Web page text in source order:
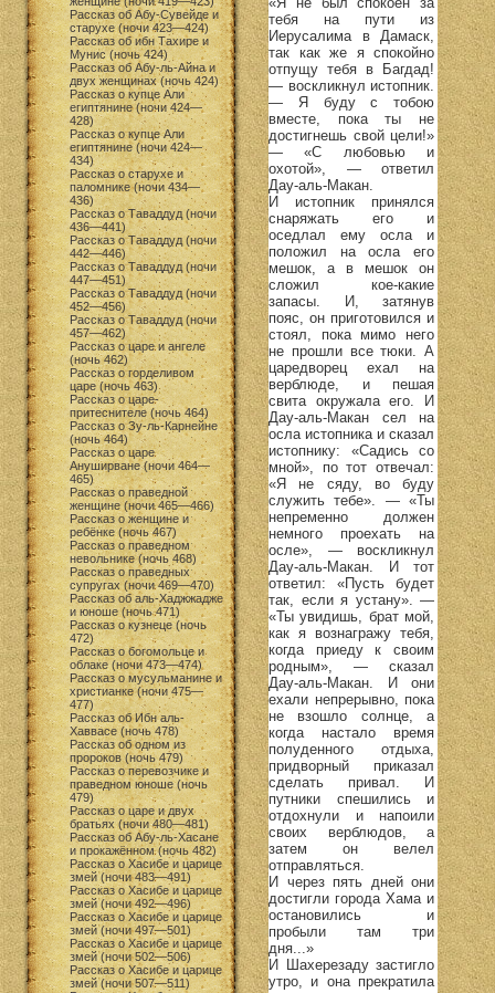
Рассказ об Абу-Сувейде и
старухе (ночи 423—424)
Рассказ об ибн Тахире и
Мунис (ночь 424)
Рассказ об Абу-ль-Айна и
двух женщинах (ночь 424)
Рассказ о купце Али
египтянине (ночи 424—
428)
Рассказ о купце Али
египтянине (ночи 424—
434)
Рассказ о старухе и
паломнике (ночи 434—
436)
Рассказ о Таваддуд (ночи
436—441)
Рассказ о Таваддуд (ночи
442—446)
Рассказ о Таваддуд (ночи
447—451)
Рассказ о Таваддуд (ночи
452—456)
Рассказ о Таваддуд (ночи
457—462)
Рассказ о царе и ангеле
(ночь 462)
Рассказ о горделивом
царе (ночь 463)
Рассказ о царе-
притеснителе (ночь 464)
Рассказ о Зу-ль-Карнейне
(ночь 464)
Рассказ о царе
Ануширване (ночи 464—
465)
Рассказ о праведной
женщине (ночи 465—466)
Рассказ о женщине и
ребёнке (ночь 467)
Рассказ о праведном
невольнике (ночь 468)
Рассказ о праведных
супругах (ночи 469—470)
Рассказ об аль-Хаджжадже
и юноше (ночь 471)
Рассказ о кузнеце (ночь
472)
Рассказ о богомольце и
облаке (ночи 473—474)
Рассказ о мусульманине и
христианке (ночи 475—
477)
Рассказ об Ибн аль-
Хаввасе (ночь 478)
Рассказ об одном из
пророков (ночь 479)
Рассказ о перевозчике и
праведном юноше (ночь
479)
Рассказ о царе и двух
братьях (ночи 480—481)
Рассказ об Абу-ль-Хасане
и прокажённом (ночь 482)
Рассказ о Хасибе и царице
змей (ночи 483—491)
Рассказ о Хасибе и царице
змей (ночи 492—496)
Рассказ о Хасибе и царице
змей (ночи 497—501)
Рассказ о Хасибе и царице
змей (ночи 502—506)
Рассказ о Хасибе и царице
змей (ночи 507—511)
тебя на пути из
Иерусалима в Дамаск,
так как же я спокойно
отпущу тебя в Багдад!
— воскликнул истопник.
— Я буду с тобою
вместе, пока ты не
достигнешь свой цели!»
— «С любовью и
охотой», — ответил
Дау-аль-Макан.
И истопник принялся
снаряжать его и
оседлал ему осла и
положил на осла его
мешок, а в мешок он
сложил кое-какие
запасы. И, затянув
пояс, он приготовился и
стоял, пока мимо него
не прошли все тюки. А
царедворец ехал на
верблюде, и пешая
свита окружала его. И
Дау-аль-Макан сел на
осла истопника и сказал
истопнику: «Садись со
мной», по тот отвечал:
«Я не сяду, во буду
служить тебе». — «Ты
непременно должен
немного проехать на
осле», — воскликнул
Дау-аль-Макан. И тот
ответил: «Пусть будет
так, если я устану». —
«Ты увидишь, брат мой,
как я вознагражу тебя,
когда приеду к своим
родным», — сказал
Дау-аль-Макан. И они
ехали непрерывно, пока
не взошло солнце, а
когда настало время
полуденного отдыха,
придворный приказал
сделать привал. И
путники спешились и
отдохнули и напоили
своих верблюдов, а
затем он велел
отправляться.
И через пять дней они
достигли города Хама и
остановились и
пробыли там три
дня...»
И Шахерезаду застигло
утро, и она прекратила